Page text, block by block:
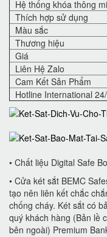
Hệ thống khóa thông
Thích hợp sử dụng
Màu sắc
Thương hiệu
Giá
Liên Hệ Zalo
Cam Kết Sản Phẩm
Hotline International
• Chất liệu Digital Safe
• Cửa két sắt BEMC
tạo nên liên kết chắc
chống cháy. Két sắt có
quý khách hàng (Bản lề
bên ngoài) Premium